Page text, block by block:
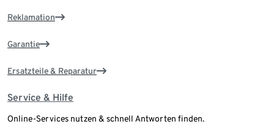
Reklamation
Garantie
Ersatzteile & Reparatur
Service & Hilfe
Online-Services nutzen & schnell Antworten finden.